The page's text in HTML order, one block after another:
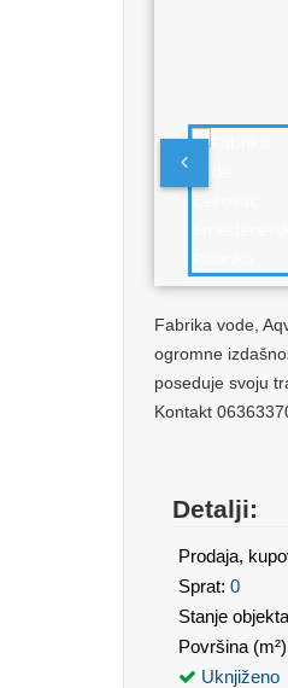
Fabrika vode,
ogromne
poseduje svoju
Kontakt
Detalji:
Prodaja,
Sprat: 0
Stanje
Površina
Uknjiženo